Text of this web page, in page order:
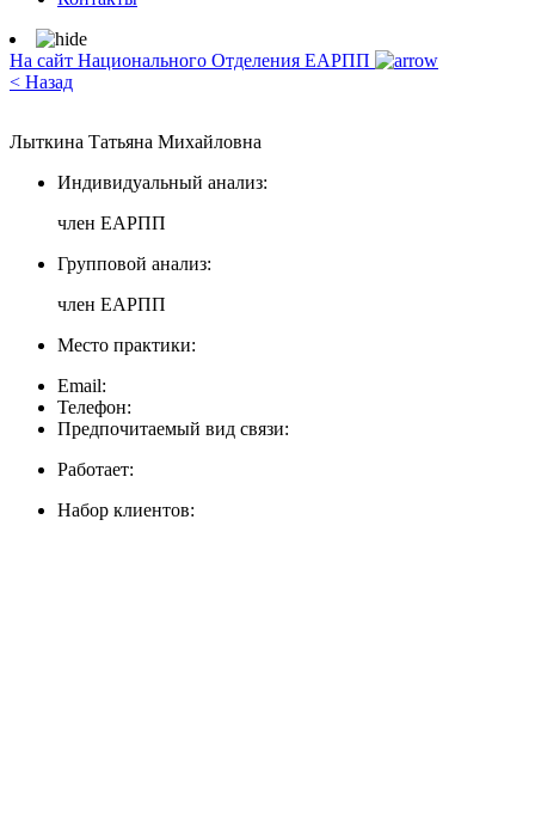
На сайт Национального Отделения ЕАРПП
< Назад
Лыткина Татьяна Михайловна
Индивидуальный анализ:
член ЕАРПП
Групповой анализ:
член ЕАРПП
Место практики:
Email:
Телефон:
Предпочитаемый вид связи:
Работает:
Набор клиентов: